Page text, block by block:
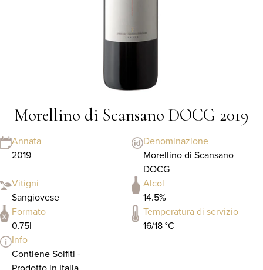
Morellino di Scansano DOCG 2019
Annata
2019
Denominazione
Morellino di Scansano
DOCG
Vitigni
Sangiovese
Alcol
14.5%
Formato
0.75l
Temperatura di servizio
16/18 °C
Info
Contiene Solfiti -